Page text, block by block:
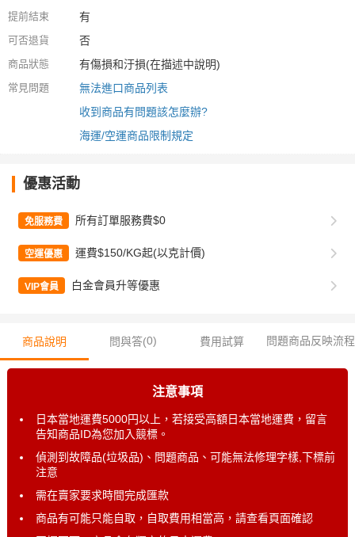
提前結束 有
可否退貨 否
商品狀態 有傷損和汙損(在描述中說明)
常見問題
無法進口商品列表
收到商品有問題該怎麼辦?
海運/空運商品限制規定
優惠活動
免服務費 所有訂單服務費$0
空運優惠 運費$150/KG起(以克計價)
VIP會員 白金會員升等優惠
商品說明 問與答(0) 費用試算 問題商品反映流程
注意事項
日本當地運費5000円以上，若接受高額日本當地運費，留言
告知商品ID為您加入競標。
偵測到故障品(垃圾品)、問題商品、可能無法修理字樣,下標前
注意
需在賣家要求時間完成匯款
商品有可能只能自取，自取費用相當高，請查看頁面確認